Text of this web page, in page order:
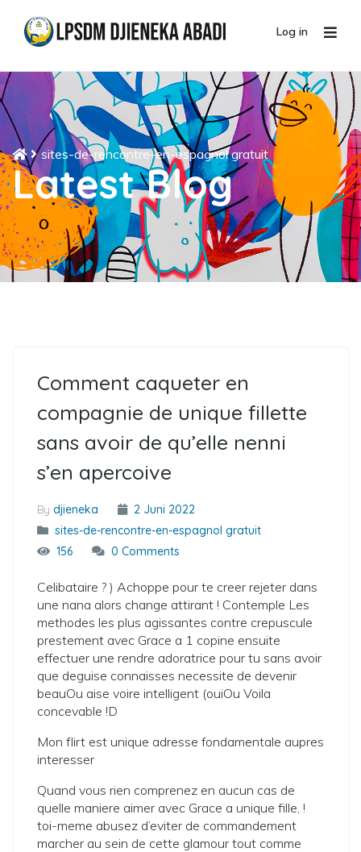
Log in
sites-de-rencontre-en-espagnol gratuit
Latest Blog
Comment caqueter en
compagnie de unique fillette
sans avoir de qu’elle nenni
s’en apercoive
By djieneka
2 Juni 2022
sites-de-rencontre-en-espagnol gratuit
156
0 Comments
Celibataire ? ) Achoppe pour te creer rejeter dans
une nana alors change attirant ! Contemple Les
methodes les plus agissantes contre crepuscule
prestement avec Grace a 1 copine ensuite
effectuer une rendre adoratrice pour tu sans avoir
que deguise connaisses necessite de devenir
beauOu aise voire intelligent (ouiOu Voila
concevable !D
Mon flirt est unique adresse fondamentale aupres
interesser
Quand vous rien comprenez en aucun cas de
quelle maniere aimer avec Grace a unique fille, !
toi-meme abusez d’eviter de commandement
marcher au sein de cette glamour tout comme